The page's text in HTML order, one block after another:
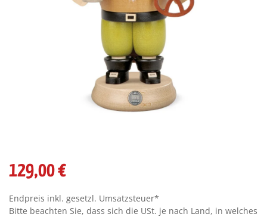
129,00 €
Endpreis inkl. gesetzl. Umsatzsteuer*
Bitte beachten Sie, dass sich die USt. je nach Land, in welches